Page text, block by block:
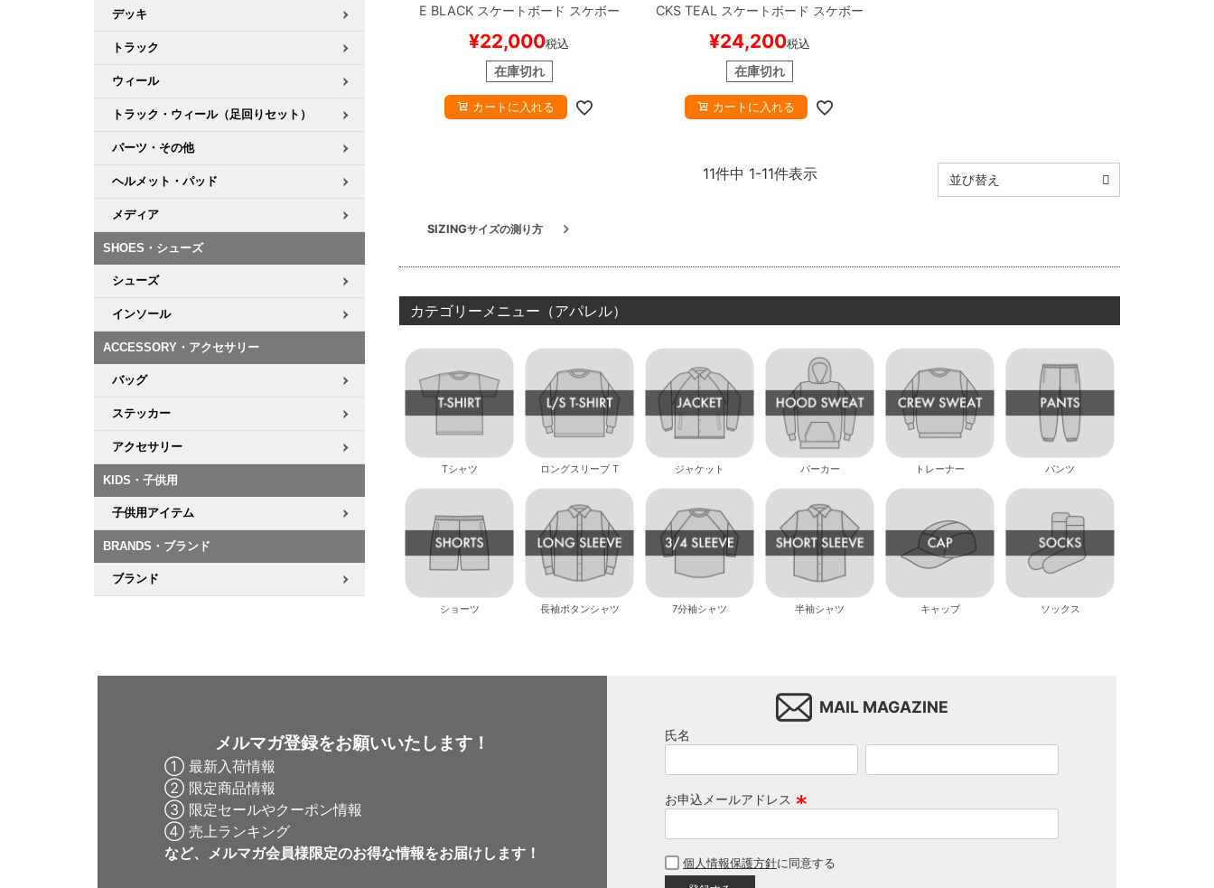
デッキ
トラック
ウィール
トラック・ウィール（足回りセット）
パーツ・その他
ヘルメット・パッド
メディア
SHOES・シューズ
シューズ
インソール
ACCESSORY・アクセサリー
バッグ
ステッカー
アクセサリー
KIDS・子供用
子供用アイテム
BRANDS・ブランド
ブランド
E BLACKスケートボード スケボー
¥22,000税込
在庫切れ
カートに入れる
CKSTEAL スケートボード スケボー
¥24,200税込
在庫切れ
カートに入れる
並び替え
11件中 1-11件表示
SIZINGサイズの測り方
カテゴリーメニュー（アパレル）
Tシャツ ロングスリーブ T ジャケット パーカー トレーナー パンツ
ショーツ 長袖ボタンシャツ 7分袖シャツ 半袖シャツ キャップ ソックス
メルマガ登録をお願いいたします！
① 最新入荷情報
② 限定商品情報
③ 限定セールやクーポン情報
④ 売上ランキング
など、メルマガ会員様限定のお得な情報をお届けします！
MAIL MAGAZINE
氏名
お申込メールアドレス
須
個人情報保護方針に同意する